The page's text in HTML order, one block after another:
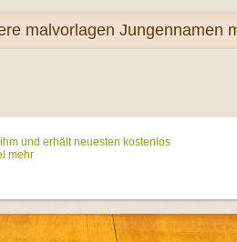
malvorlagen Jungennamen
und erhält neuesten kostenlos
mehr